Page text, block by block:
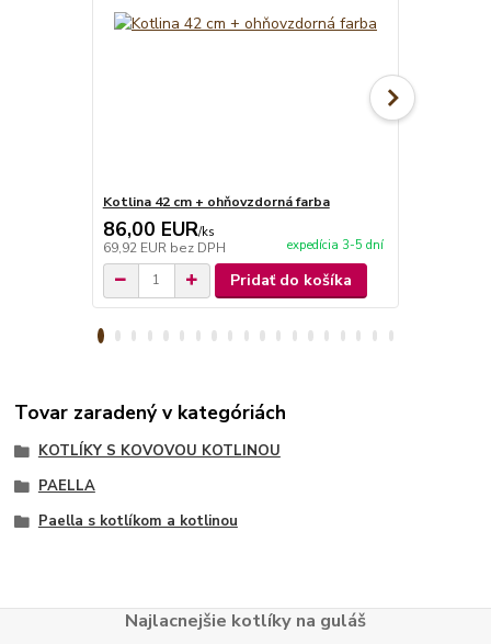
Kotlina 42 cm + ohňovzdorná farba
86,00 EUR/ks
69,92 EUR bez DPH expedícia 3-5 dní
Pridať do košíka
Tovar zaradený v kategóriách
KOTLÍKY S KOVOVOU KOTLINOU
PAELLA
Paella s kotlíkom a kotlinou
Najlacnejšie kotlíky na guláš